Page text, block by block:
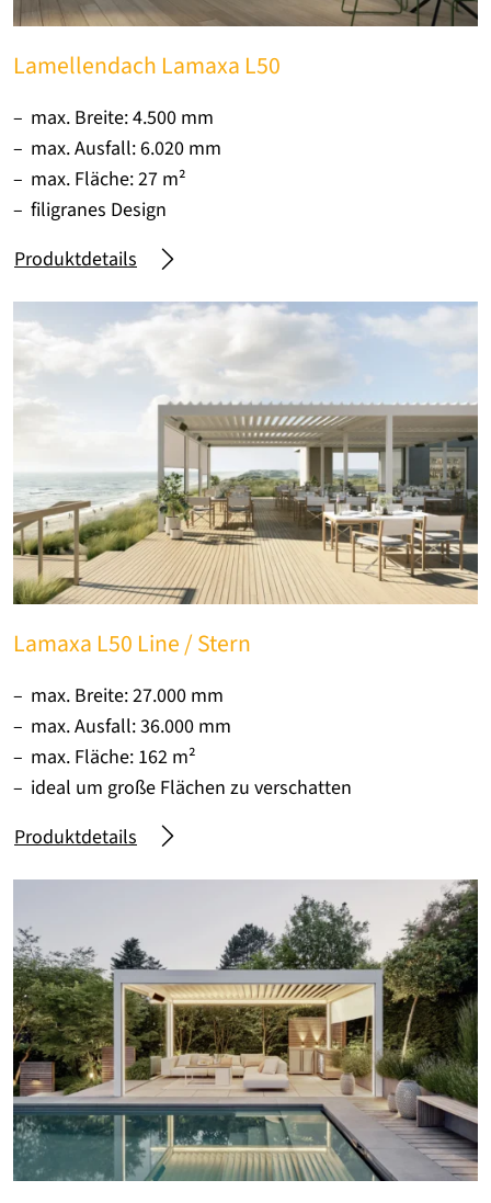
Lamellendach Lamaxa L50
max. Breite: 4.500 mm
max. Ausfall: 6.020 mm
max. Fläche: 27 m²
filigranes Design
Produktdetails
Lamaxa L50 Line / Stern
max. Breite: 27.000 mm
max. Ausfall: 36.000 mm
max. Fläche: 162 m²
ideal um große Flächen zu verschatten
Produktdetails